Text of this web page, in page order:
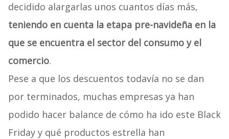
decidido alargarlas unos cuantos días más,
teniendo en cuenta la etapa pre-navideña en la
que se encuentra el sector del consumo y el
comercio.
Pese a que los descuentos todavía no se dan
por terminados, muchas empresas ya han
podido hacer balance de cómo ha ido este Black
Friday y qué productos estrella han